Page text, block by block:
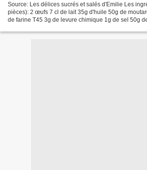
Source: Les délices sucrés et salés d'Emilie Les
pièces): 2 œufs 7 cl de lait 35g d'huile 50g de
de farine T45 3g de levure chimique 1g de sel 50g